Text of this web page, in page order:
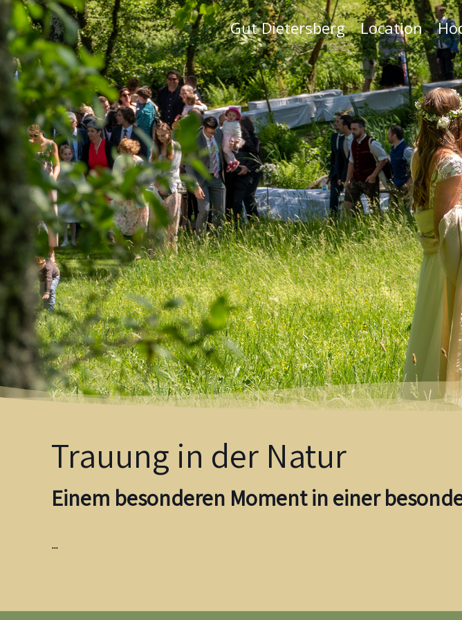
Gut Dietersberg Location
Trauung in der Natur
Einem besonderen Moment in einer
…